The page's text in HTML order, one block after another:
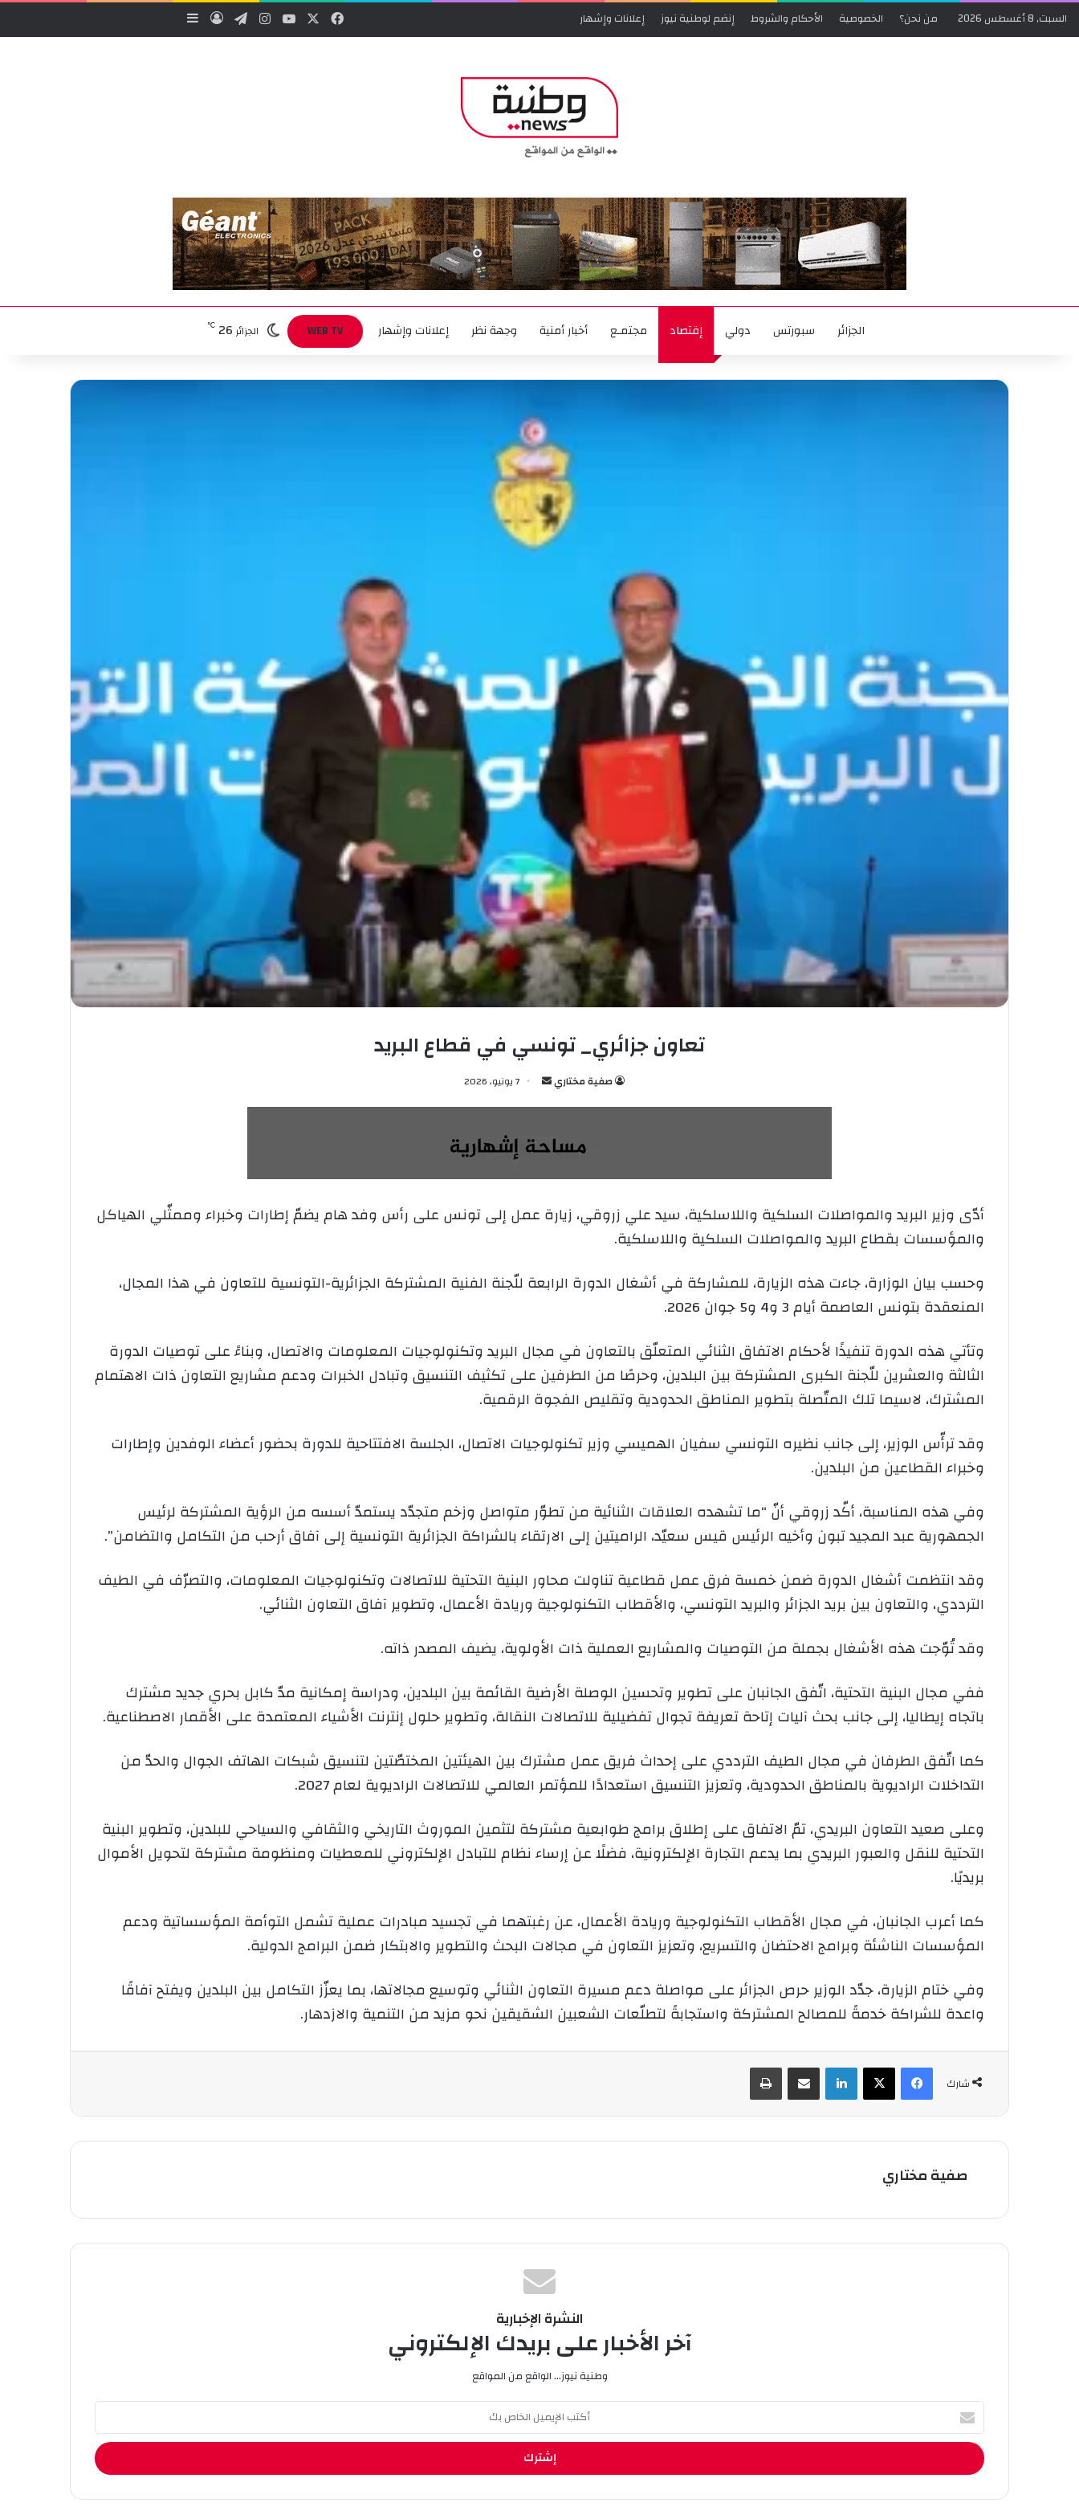
السبت, 8 أغسطس 2026 من نحن؟ الخصوصية الأحكام والشروط إنضم لوطنية نيوز إعلانات وإشهار فيسبوك ‫YouTubeانستقرامتيلقرامتسجيل الدخول
الجزائر سبورتس دولي إقتصاد مجتمـع أخبار أمنية وجهة نظر إعلانات وإشهار WEB TV الجزائر 26
℃
تعاون جزائري_ تونسي في قطاع البريد
صفية مختاري
ب
ر
د
ك
و
ي
ا
7 يونيو، 2026
أدّى وزير البريد والمواصلات السلكية واللاسلكية، سيد علي زروقي، زيارة عمل إلى تونس على رأس وفد هام يضمّ إطارات وخبراء وممثّلي الهياكل
والمؤسسات بقطاع البريد والمواصلات السلكية واللاسلكية.
وحسب بيان الوزارة، جاءت هذه الزيارة، للمشاركة في أشغال الدورة الرابعة للّجنة الفنية المشتركة الجزائرية-التونسية للتعاون في هذا المجال،
المنعقدة بتونس العاصمة أيام 3 و4 و5 جوان 2026.
وتأتي هذه الدورة تنفيذًا لأحكام الاتفاق الثنائي المتعلّق بالتعاون في مجال البريد وتكنولوجيات المعلومات والاتصال، وبناءً على توصيات الدورة
الثالثة والعشرين للّجنة الكبرى المشتركة بين البلدين، وحرصًا من الطرفين على تكثيف التنسيق وتبادل الخبرات ودعم مشاريع التعاون ذات الاهتمام
المشترك، لاسيما تلك المتّصلة بتطوير المناطق الحدودية وتقليص الفجوة الرقمية.
وقد ترأّس الوزير، إلى جانب نظيره التونسي سفيان الهميسي وزير تكنولوجيات الاتصال، الجلسة الافتتاحية للدورة بحضور أعضاء الوفدين وإطارات
وخبراء القطاعين من البلدين.
وفي هذه المناسبة، أكّد زروقي أنّ “ما تشهده العلاقات الثنائية من تطوّر متواصل وزخم متجدّد يستمدّ أسسه من الرؤية المشتركة لرئيس
الجمهورية عبد المجيد تبون وأخيه الرئيس قيس سعيّد، الراميتين إلى الارتقاء بالشراكة الجزائرية التونسية إلى آفاق أرحب من التكامل والتضامن”.
وقد انتظمت أشغال الدورة ضمن خمسة فرق عمل قطاعية تناولت محاور البنية التحتية للاتصالات وتكنولوجيات المعلومات، والتصرّف في الطيف
الترددي، والتعاون بين بريد الجزائر والبريد التونسي، والأقطاب التكنولوجية وريادة الأعمال، وتطوير آفاق التعاون الثنائي.
وقد تُوّجت هذه الأشغال بجملة من التوصيات والمشاريع العملية ذات الأولوية، يضيف المصدر ذاته.
ففي مجال البنية التحتية، اتّفق الجانبان على تطوير وتحسين الوصلة الأرضية القائمة بين البلدين، ودراسة إمكانية مدّ كابل بحري جديد مشترك
باتجاه إيطاليا، إلى جانب بحث آليات إتاحة تعريفة تجوال تفضيلية للاتصالات النقالة، وتطوير حلول إنترنت الأشياء المعتمدة على الأقمار الاصطناعية.
كما اتّفق الطرفان في مجال الطيف الترددي على إحداث فريق عمل مشترك بين الهيئتين المختصّتين لتنسيق شبكات الهاتف الجوال والحدّ من
التداخلات الراديوية بالمناطق الحدودية، وتعزيز التنسيق استعدادًا للمؤتمر العالمي للاتصالات الراديوية لعام 2027.
وعلى صعيد التعاون البريدي، تمّ الاتفاق على إطلاق برامج طوابعية مشتركة لتثمين الموروث التاريخي والثقافي والسياحي للبلدين، وتطوير البنية
التحتية للنقل والعبور البريدي بما يدعم التجارة الإلكترونية، فضلًا عن إرساء نظام للتبادل الإلكتروني للمعطيات ومنظومة مشتركة لتحويل الأموال
بريديًا.
كما أعرب الجانبان، في مجال الأقطاب التكنولوجية وريادة الأعمال، عن رغبتهما في تجسيد مبادرات عملية تشمل التوأمة المؤسساتية ودعم
المؤسسات الناشئة وبرامج الاحتضان والتسريع، وتعزيز التعاون في مجالات البحث والتطوير والابتكار ضمن البرامج الدولية.
وفي ختام الزيارة، جدّد الوزير حرص الجزائر على مواصلة دعم مسيرة التعاون الثنائي وتوسيع مجالاتها، بما يعزّز التكامل بين البلدين ويفتح آفاقًا
واعدة للشراكة خدمةً للمصالح المشتركة واستجابةً لتطلّعات الشعبين الشقيقين نحو مزيد من التنمية والازدهار.
شارك
فيسبوك لينكدإن شارك عبر الإيميل
صفية مختاري
النشرة الإخبارية
آخر الأخبار على بريدك الإلكتروني
وطنية نيوز... الواقع من المواقع
أ
ت
ب